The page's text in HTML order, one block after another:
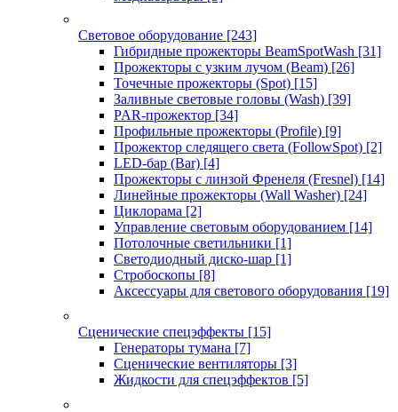
Световое оборудование [243]
Гибридные прожекторы BeamSpotWash [31]
Прожекторы с узким лучом (Beam) [26]
Точечные прожекторы (Spot) [15]
Заливные световые головы (Wash) [39]
PAR-прожектор [34]
Профильные прожекторы (Profile) [9]
Прожектор следящего света (FollowSpot) [2]
LED-бар (Bar) [4]
Прожекторы с линзой Френеля (Fresnel) [14]
Линейные прожекторы (Wall Washer) [24]
Циклорама [2]
Управление световым оборудованием [14]
Потолочные светильники [1]
Светодиодный диско-шар [1]
Стробоскопы [8]
Аксессуары для светового оборудования [19]
Сценические спецэффекты [15]
Генераторы тумана [7]
Сценические вентиляторы [3]
Жидкости для спецэффектов [5]